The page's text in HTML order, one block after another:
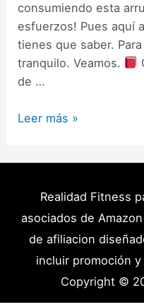
consumiendo esta
esfuerzos! Pues aquí
tienes que saber.
tranquilo. Veamos.
de …
Ayuno
Ayuno
Que
Leer más »
Realidad Fitness
asociados de
de afiliacion
incluir promoción
Copyright ©